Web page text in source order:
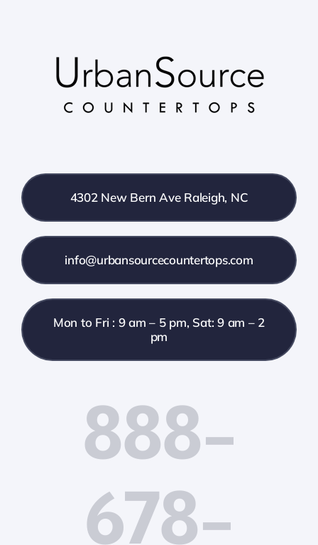
4302 New Bern Ave Raleigh, NC
info@urbansourcecountertops.com
Mon to Fri : 9 am – 5 pm, Sat: 9 am – 2
pm
888-
678-